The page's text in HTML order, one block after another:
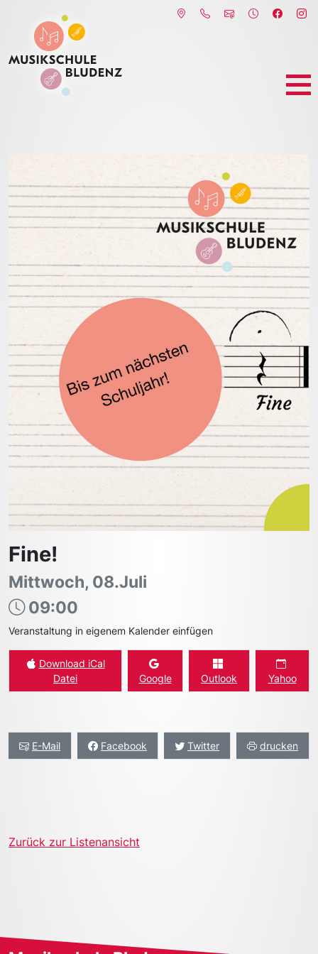
Fine!
Mittwoch, 08.Juli
09:00
Veranstaltung in eigenem Kalender einfügen
Download iCal
Datei
Google Outlook Yahoo
E-Mail Facebook Twitter drucken
Zurück zur Listenansicht